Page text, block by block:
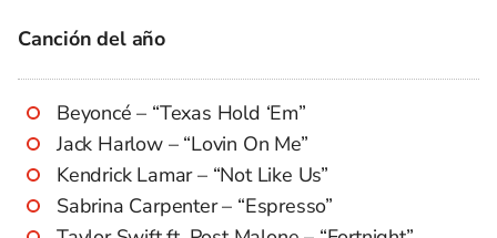
Canción del año
Beyoncé – “Texas Hold ‘Em”
Jack Harlow – “Lovin On Me”
Kendrick Lamar – “Not Like Us”
Sabrina Carpenter – “Espresso”